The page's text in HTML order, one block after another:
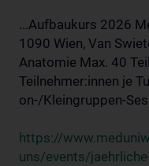
...Aufbaukurs 2026
1090 Wien, Van
Anatomie Max. 40
Teilnehmer:innen je
on-/Kleingruppen-
https://
uns/events/